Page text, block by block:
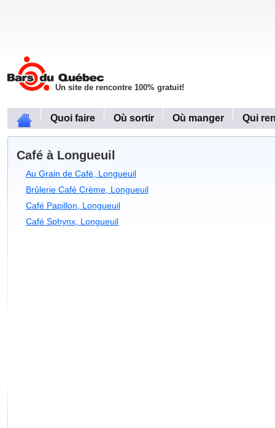
Un site de rencontre 100% gratuit!
Quoi faire Où sortir Où manger Qui
Café à Longueuil
Au Grain de Café, Longueuil
Brûlerie Café Crème, Longueuil
Café Papillon, Longueuil
Café Sphynx, Longueuil